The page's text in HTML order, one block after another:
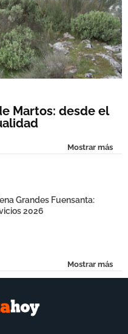
Martos: desde el
Mostrar más
Grandes Fuensanta:
2026
Mostrar más